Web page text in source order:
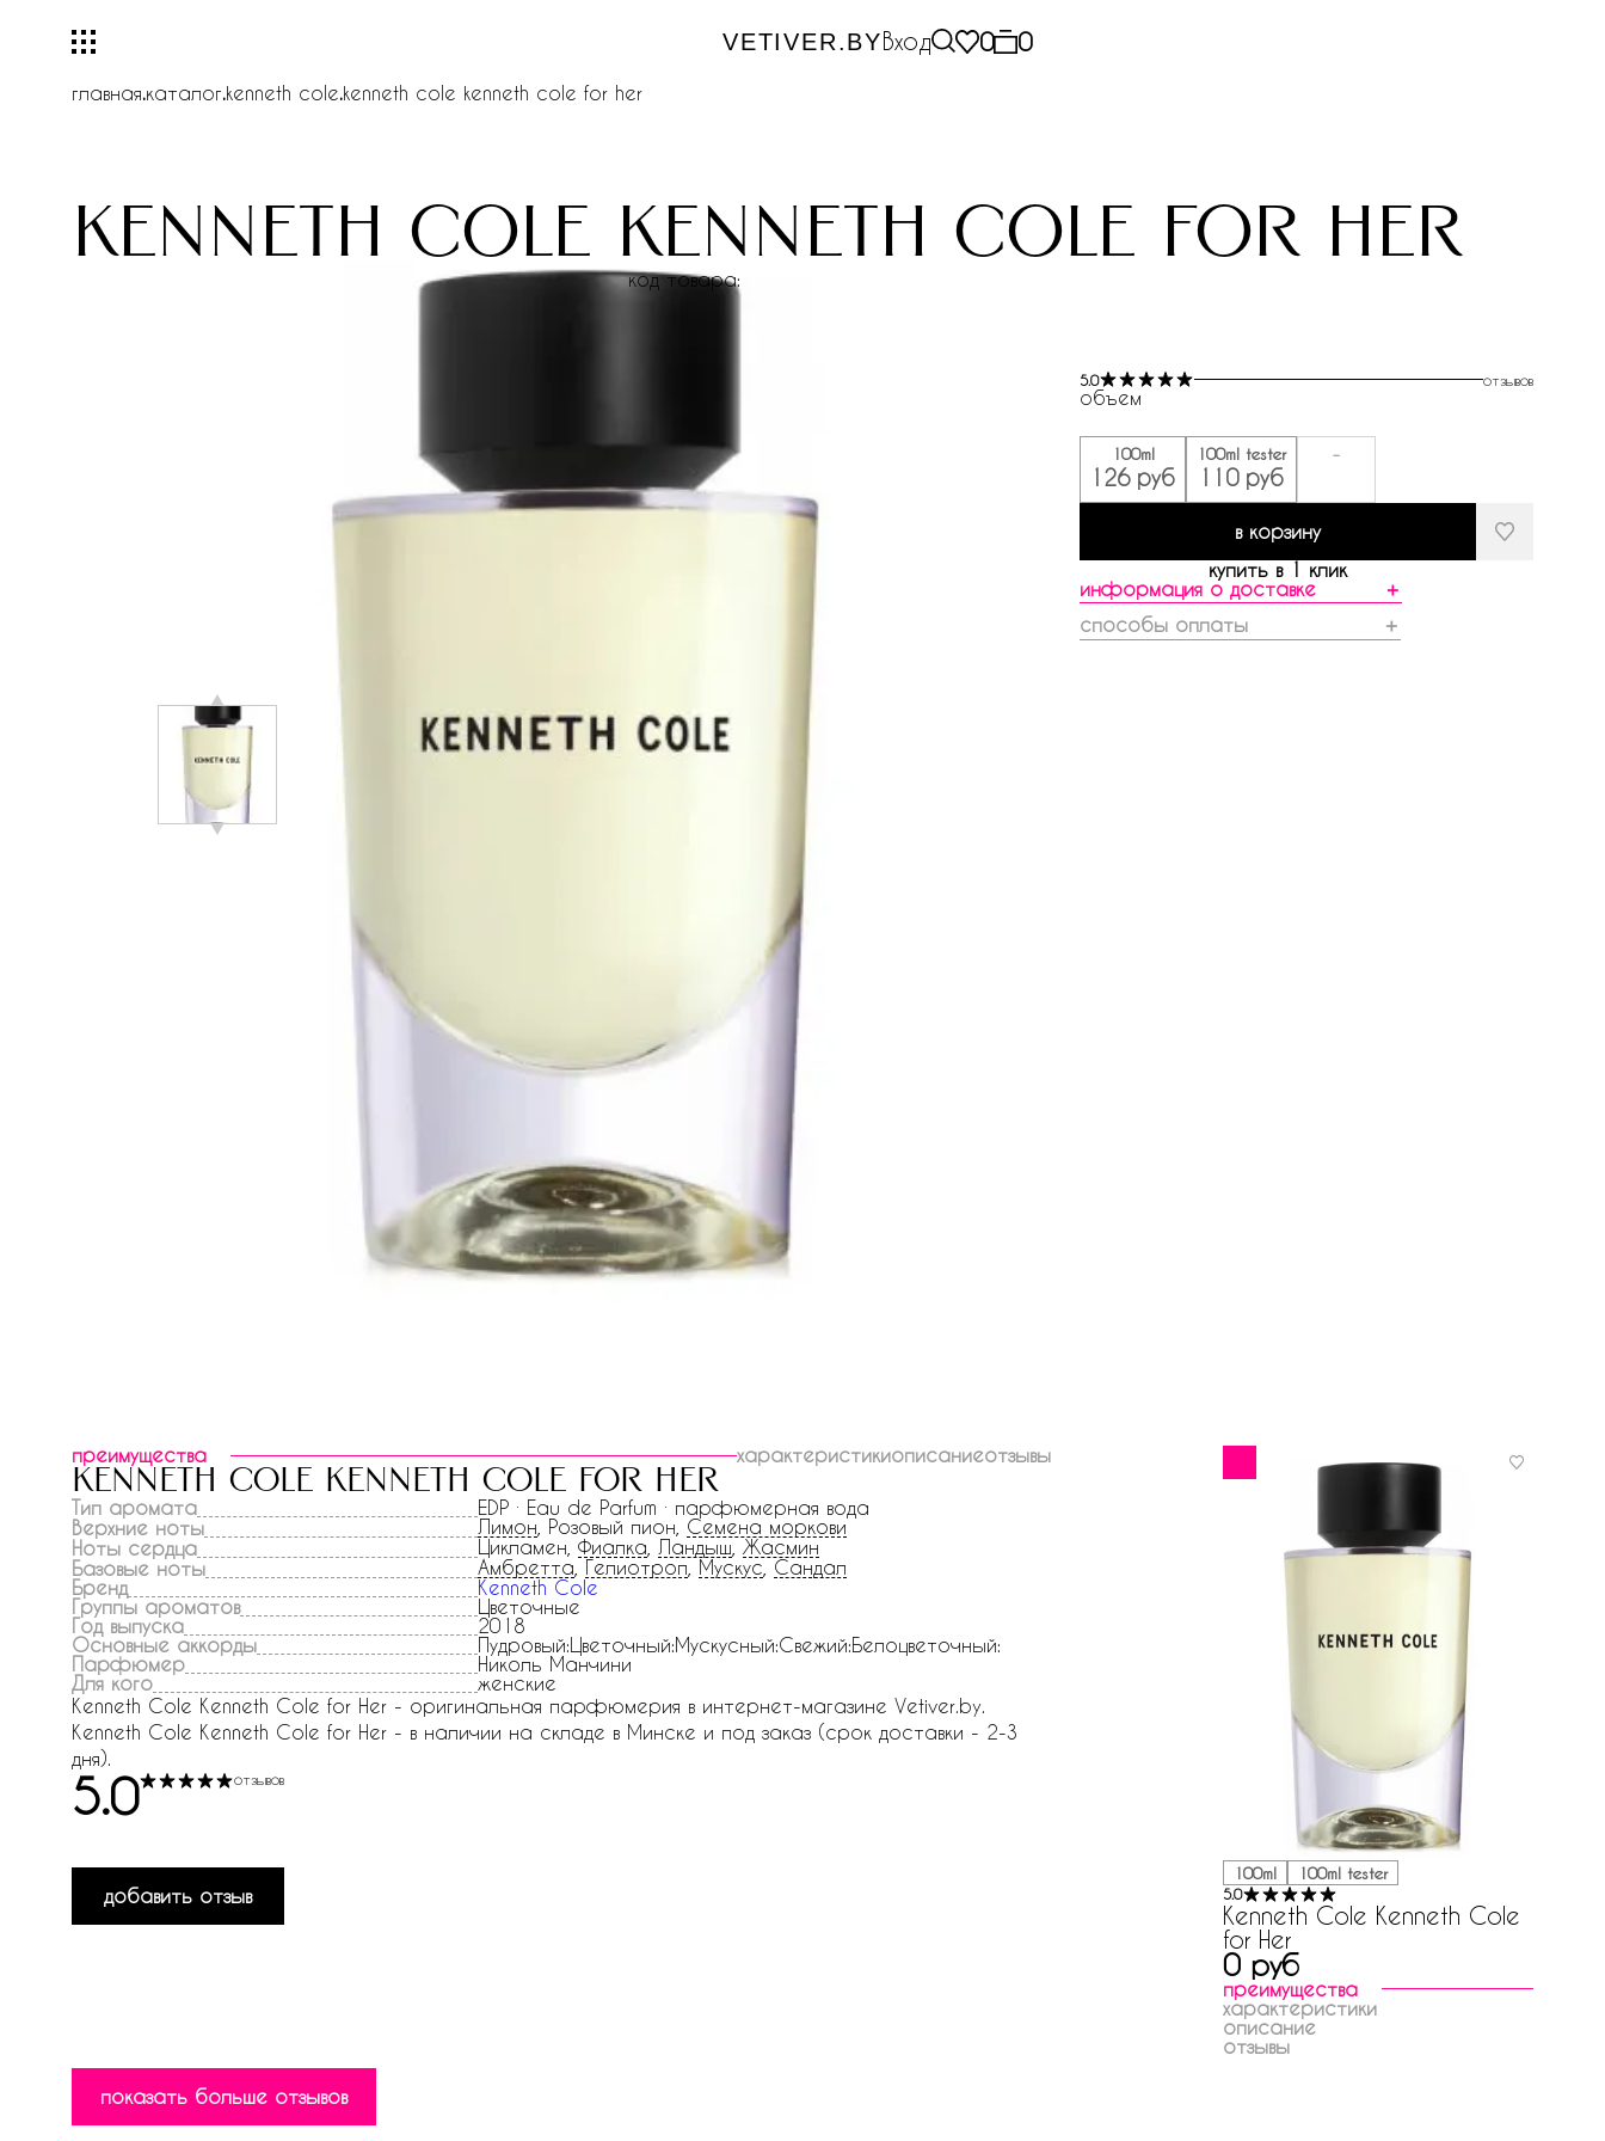
VETIVER.BYВход 0 0
главная.каталог.kenneth cole.kenneth cole kenneth cole for her
kenneth cole kenneth cole for her
код товара:
5.0 отзывов
объем
100ml
126 руб
100ml tester
110 руб
-
в корзину
купить в 1 клик
информация о доставке
＋
способы оплаты
＋
преимущества характеристикиописаниеотзывы
kenneth cole kenneth cole for her
Тип аромата
EDP · Eau de Parfum · парфюмерная вода
Верхние ноты
Лимон , Розовый пион, Семена моркови
Ноты сердца
Цикламен, Фиалка Ландыш Жасмин
Базовые ноты
Амбретта Гелиотроп Мускус Сандал
Бренд
Kenneth Cole
Группы ароматов
Цветочные
Год выпуска
2018
Основные аккорды
Пудровый:Цветочный:Мускусный:Свежий:Белоцветочный:
Парфюмер
Николь Манчини
Для кого
женские
Kenneth Cole Kenneth Cole for Her - оригинальная парфюмерия в интернет-магазине Vetiver.by.
Kenneth Cole Kenneth Cole for Her - в наличии на складе в Минске и под заказ (срок доставки - 2-3
дня).
5.0 отзывов
добавить отзыв
показать больше отзывов
100ml 100ml tester
5.0
Kenneth Cole Kenneth Cole
for Her
0 руб
преимущества
характеристики
описание
отзывы